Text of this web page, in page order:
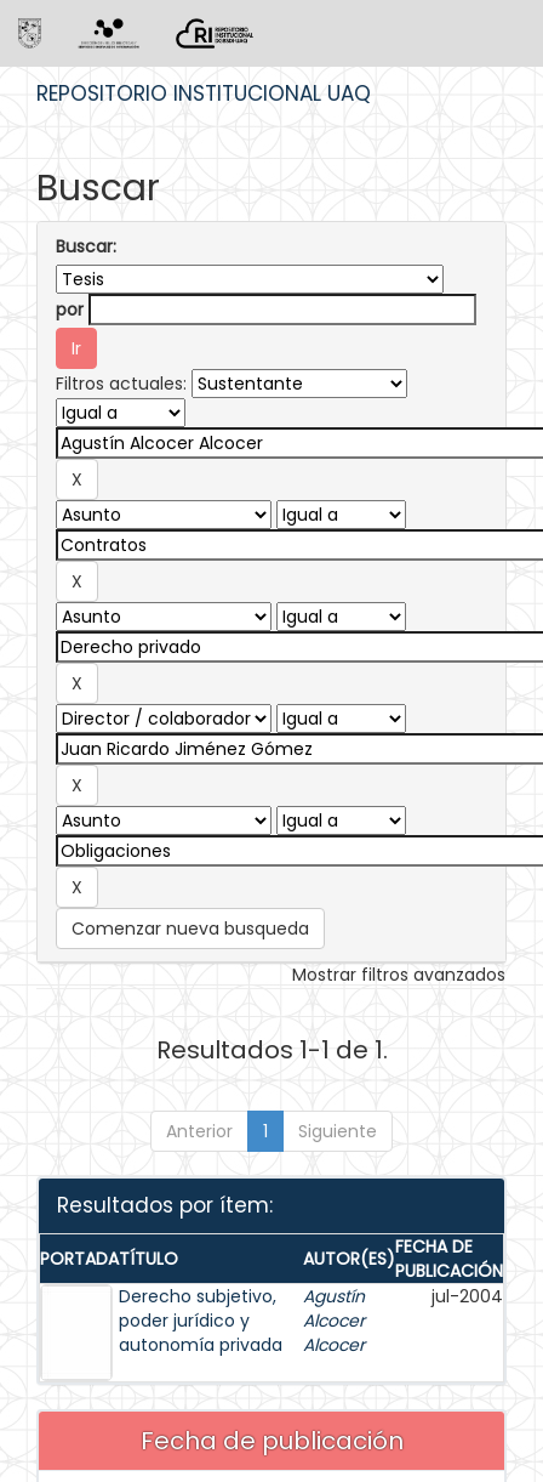
REPOSITORIO INSTITUCIONAL UAQ
Buscar
Buscar:
por
Filtros actuales:
Comenzar nueva busqueda
Mostrar filtros avanzados
Resultados 1-1 de 1.
Anterior 1 Siguiente
Resultados por ítem:
PORTADATÍTULO AUTOR(ES)FECHA DE
PUBLICACIÓN
Derecho subjetivo,
poder jurídico y
autonomía privada
Agustín
Alcocer
Alcocer
jul-2004
Fecha de publicación